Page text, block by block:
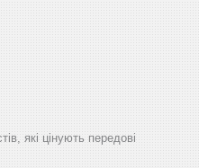
які цінують передові